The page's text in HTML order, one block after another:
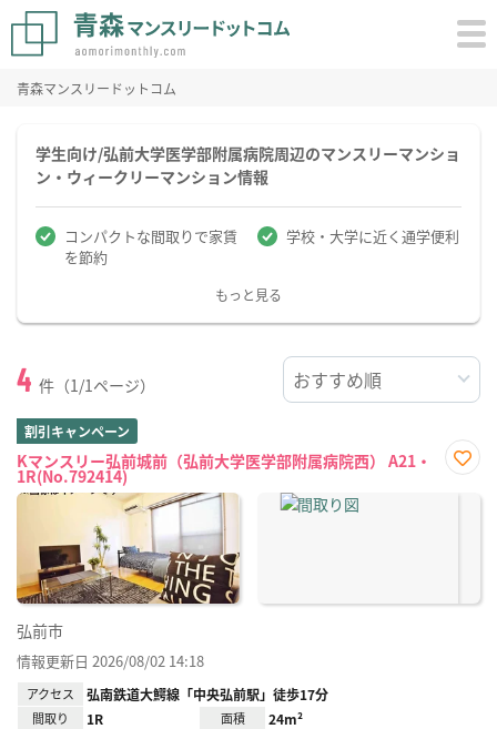
青森マンスリードットコム
学生向け/弘前大学医学部附属病院周辺のマンスリーマンショ
ン・ウィークリーマンション情報
コンパクトな間取りで家賃
を節約
学校・大学に近く通学便利
もっと見る
4 件（1/1ページ）
割引キャンペーン
Kマンスリー弘前城前（弘前大学医学部附属病院西） A21・
1R(No.792414)
に入
弘前市
情報更新日 2026/08/02 14:18
アクセス 弘南鉄道大鰐線「中央弘前駅」徒歩17分
間取り 1R 面積 24m²